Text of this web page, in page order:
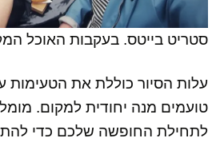
סטריט בייטס. בעקבות האוכל
עלות הסיור כוללת את הטעימות
טועמים מנה יחודית למקום.
לתחילת החופשה שלכם כדי